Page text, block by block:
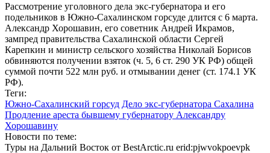
Рассмотрение уголовного дела экс-губернатора и его
подельников в Южно-Сахалинском горсуде длится с 6 марта.
Александр Хорошавин, его советник Андрей Икрамов,
зампред правительства Сахалинской области Сергей
Карепкин и министр сельского хозяйства Николай Борисов
обвиняются получении взяток (ч. 5, 6 ст. 290 УК РФ) общей
суммой почти 522 млн руб. и отмывании денег (ст. 174.1 УК
РФ).
Теги:
Южно-Сахалинский горсуд Дело экс-губернатора Сахалина
Продление ареста бывшему губернатору Александру
Хорошавину
Новости по теме:
Туры на Дальний Восток от BestArctic.ru erid:pjwvokpoevpk